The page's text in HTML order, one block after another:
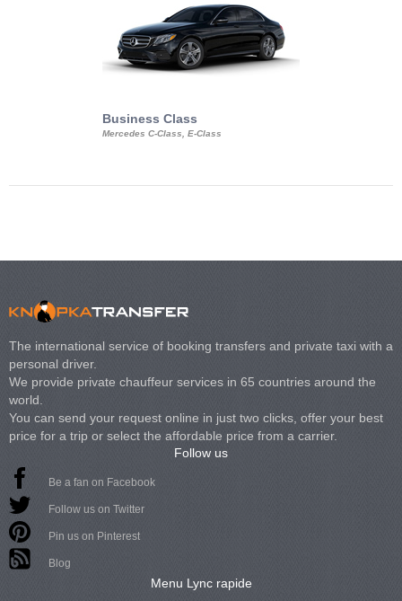
Business Class
Mercedes C-Class, E-Class
The international service of booking transfers and private taxi with a
personal driver.
We provide private chauffeur services in 65 countries around the
world.
You can send your request online in just two clicks, offer your best
price for a trip or select the affordable price from a carrier.
Follow us
Be a fan on Facebook
Follow us on Twitter
Pin us on Pinterest
Blog
Menu Lync rapide